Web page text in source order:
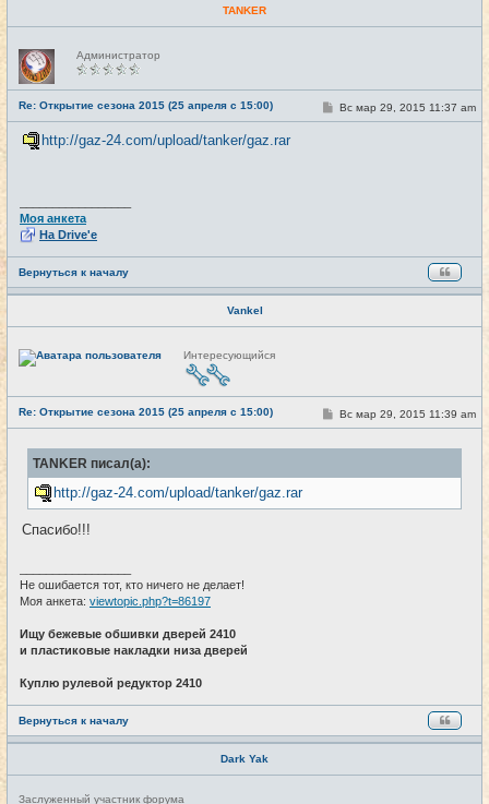
TANKER
Н
е
в
с
е
т
и
Администратор
Re: Открытие сезона 2015 (25 апреля с 15:00) #23
С
о
Вс мар 29, 2015 11:37 am
http://gaz-24.com/upload/tanker/gaz.rar
Моя анкета
На Drive'e
Вернуться к началу
Vankel
Н
е
е
т
и
Интересующийся
Re: Открытие сезона 2015 (25 апреля с 15:00) #24
С
о
б
е
Вс мар 29, 2015 11:39 am
TANKER писал(а):
http://gaz-24.com/upload/tanker/gaz.rar
Спасибо!!!
Не ошибается тот, кто ничего не делает!
Моя анкета: viewtopic.php?t=86197
Ищу бежевые обшивки дверей 2410
и пластиковые накладки низа дверей
Куплю рулевой редуктор 2410
Вернуться к началу
Dark Yak
Н
Заслуженный участник форума